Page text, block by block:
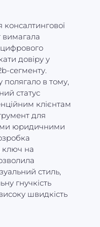
вимагала
довіру у
сегменту.
полягало в тому,
статус
клієнтам
для
юридичними
ключ на
стиль,
гнучкість
швидкість